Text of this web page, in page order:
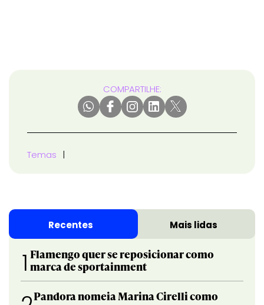
COMPARTILHE:
Temas
Recentes Mais lidas
1 Flamengo quer se reposicionar como
marca de sportainment
Pandora nomeia Marina Cirelli como